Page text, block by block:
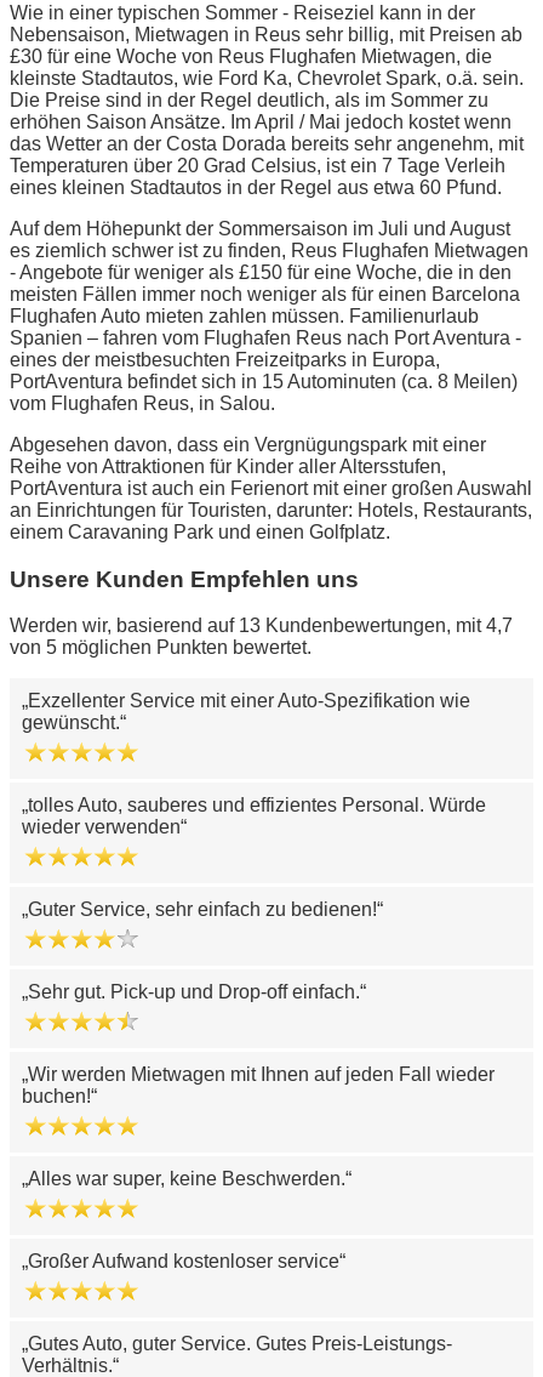
Wie in einer typischen Sommer - Reiseziel kann in der
Nebensaison, Mietwagen in Reus sehr billig, mit Preisen ab
£30 für eine Woche von Reus Flughafen Mietwagen, die
kleinste Stadtautos, wie Ford Ka, Chevrolet Spark, o.ä. sein.
Die Preise sind in der Regel deutlich, als im Sommer zu
erhöhen Saison Ansätze. Im April / Mai jedoch kostet wenn
das Wetter an der Costa Dorada bereits sehr angenehm, mit
Temperaturen über 20 Grad Celsius, ist ein 7 Tage Verleih
eines kleinen Stadtautos in der Regel aus etwa 60 Pfund.
Auf dem Höhepunkt der Sommersaison im Juli und August
es ziemlich schwer ist zu finden, Reus Flughafen Mietwagen
- Angebote für weniger als £150 für eine Woche, die in den
meisten Fällen immer noch weniger als für einen Barcelona
Flughafen Auto mieten zahlen müssen. Familienurlaub
Spanien – fahren vom Flughafen Reus nach Port Aventura -
eines der meistbesuchten Freizeitparks in Europa,
PortAventura befindet sich in 15 Autominuten (ca. 8 Meilen)
vom Flughafen Reus, in Salou.
Abgesehen davon, dass ein Vergnügungspark mit einer
Reihe von Attraktionen für Kinder aller Altersstufen,
PortAventura ist auch ein Ferienort mit einer großen Auswahl
an Einrichtungen für Touristen, darunter: Hotels, Restaurants,
einem Caravaning Park und einen Golfplatz.
Unsere Kunden Empfehlen uns
Werden wir, basierend auf 13 Kundenbewertungen, mit 4,7
von 5 möglichen Punkten bewertet.
Exzellenter Service mit einer Auto-Spezifikation wie
gewünscht.
tolles Auto, sauberes und effizientes Personal. Würde
wieder verwenden
Guter Service, sehr einfach zu bedienen!
Sehr gut. Pick-up und Drop-off einfach.
Wir werden Mietwagen mit Ihnen auf jeden Fall wieder
buchen!
Alles war super, keine Beschwerden.
Großer Aufwand kostenloser service
Gutes Auto, guter Service. Gutes Preis-Leistungs-
Verhältnis.